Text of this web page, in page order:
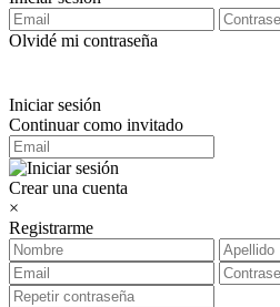
Olvidé mi contraseña
Iniciar sesión
Continuar como invitado
Crear una cuenta
×
Registrarme